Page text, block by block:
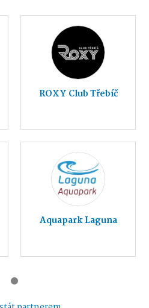
ROXY Club Třebíč
Aquapark Laguna